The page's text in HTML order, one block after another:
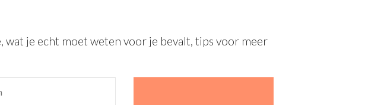
je echt moet weten voor je bevalt, tips voor meer